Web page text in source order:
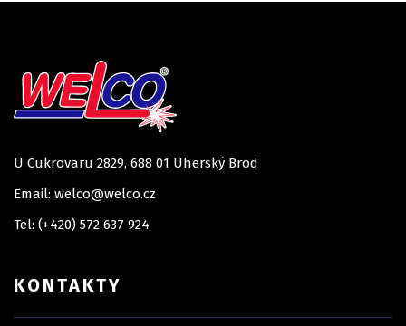
U Cukrovaru 2829, 688 01 Uherský Brod
Email: welco@welco.cz
Tel: (+420) 572 637 924
KONTAKTY